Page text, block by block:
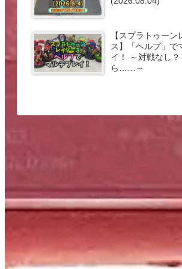
【スプラトゥーン
ス】「ヘルプ」で
イ！ ～対戦なし？
ら……～